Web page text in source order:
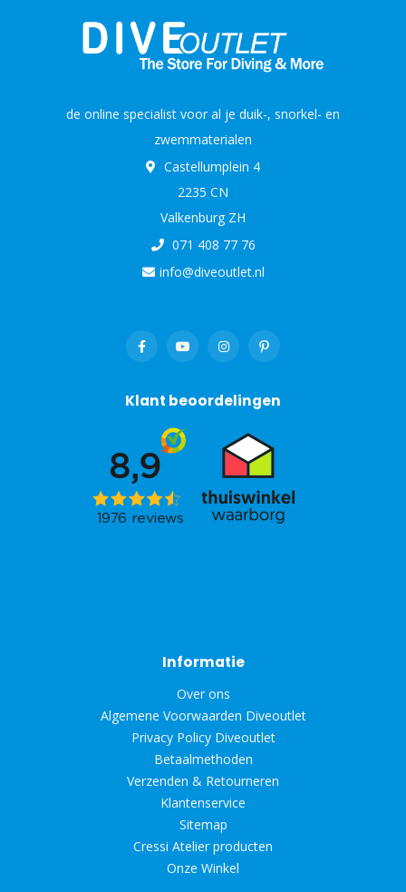
de online specialist voor al je duik-, snorkel- en
zwemmaterialen
Castellumplein 4
2235 CN
Valkenburg ZH
071 408 77 76
info@diveoutlet.nl
Klant beoordelingen
Informatie
Over ons
Algemene Voorwaarden Diveoutlet
Privacy Policy Diveoutlet
Betaalmethoden
Verzenden & Retourneren
Klantenservice
Sitemap
Cressi Atelier producten
Onze Winkel